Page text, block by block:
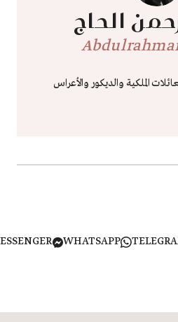
الحاج
الملكية والديكور والأعراس
WHATSAPP
MESSENGER